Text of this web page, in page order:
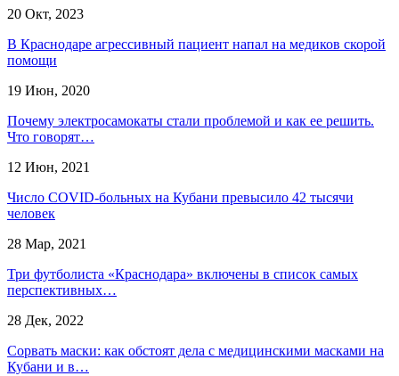
20 Окт, 2023
В Краснодаре агрессивный пациент напал на медиков скорой
помощи
19 Июн, 2020
Почему электросамокаты стали проблемой и как ее решить.
Что говорят…
12 Июн, 2021
Число COVID-больных на Кубани превысило 42 тысячи
человек
28 Мар, 2021
Три футболиста «Краснодара» включены в список самых
перспективных…
28 Дек, 2022
Сорвать маски: как обстоят дела с медицинскими масками на
Кубани и в…